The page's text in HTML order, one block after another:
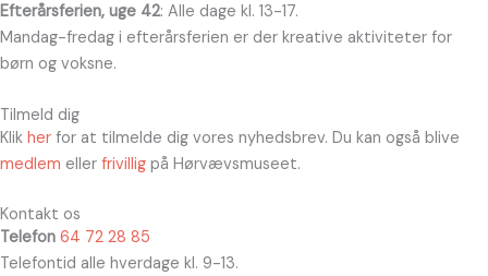
Efterårsferien, uge 42: Alle dage kl. 13-17.
Mandag-fredag i efterårsferien er der kreative aktiviteter for
børn og voksne.
Tilmeld dig
Klik her for at tilmelde dig vores nyhedsbrev. Du kan også blive
medlem eller frivillig på Hørvævsmuseet.
Kontakt os
Telefon 64 72 28 85
Telefontid alle hverdage kl. 9-13.